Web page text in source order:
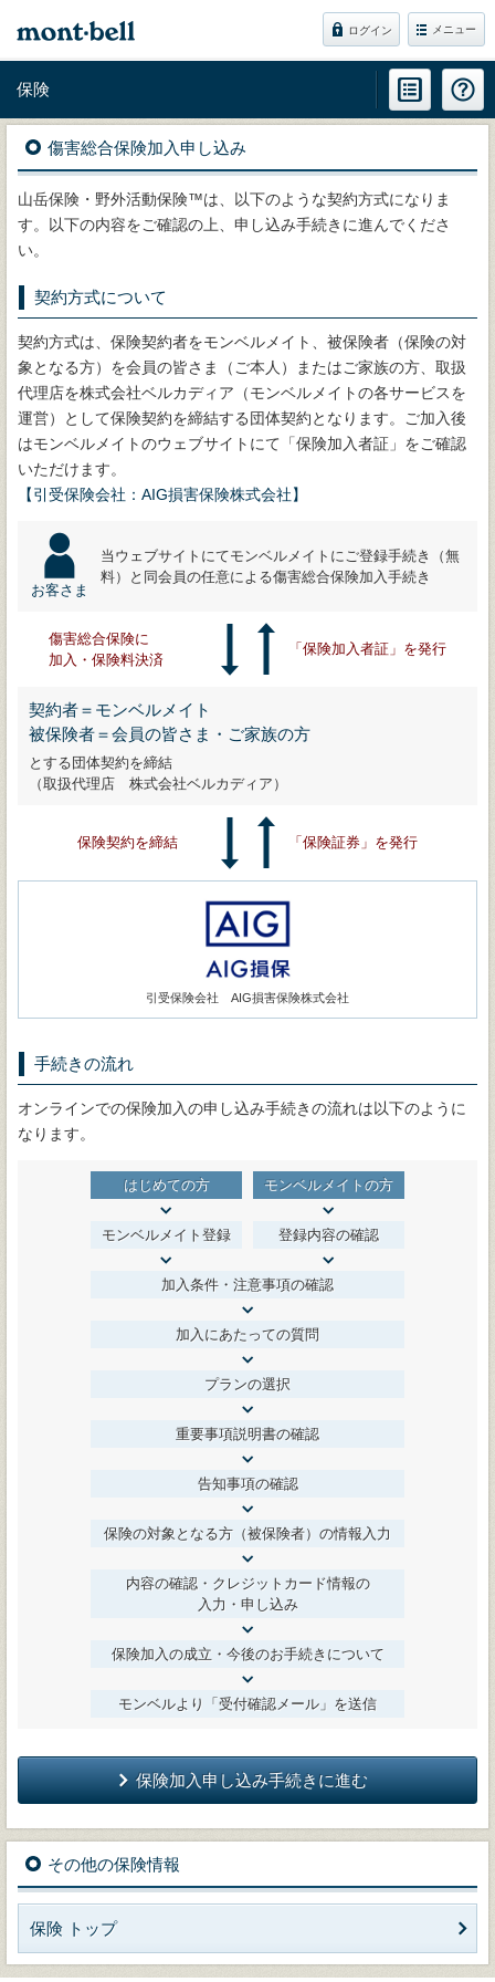
ログイン メニュー
保険
傷害総合保険加入申し込み
山岳保険・野外活動保険™は、以下のような契約方式になりま
す。以下の内容をご確認の上、申し込み手続きに進んでくださ
い。
契約方式について
契約方式は、保険契約者をモンベルメイト、被保険者（保険の対
象となる方）を会員の皆さま（ご本人）またはご家族の方、取扱
代理店を株式会社ベルカディア（モンベルメイトの各サービスを
運営）として保険契約を締結する団体契約となります。ご加入後
はモンベルメイトのウェブサイトにて「保険加入者証」をご確認
いただけます。
【引受保険会社：AIG損害保険株式会社】
お客さま
当ウェブサイトにてモンベルメイトにご登録手続き（無
料）と同会員の任意による傷害総合保険加入手続き
傷害総合保険に
加入・保険料決済
「保険加入者証」を発行
契約者＝モンベルメイト
被保険者＝会員の皆さま・ご家族の方
とする団体契約を締結
（取扱代理店 株式会社ベルカディア）
保険契約を締結 「保険証券」を発行
引受保険会社 AIG損害保険株式会社
手続きの流れ
オンラインでの保険加入の申し込み手続きの流れは以下のように
なります。
はじめての方 モンベルメイトの方
モンベルメイト登録 登録内容の確認
加入条件・注意事項の確認
加入にあたっての質問
プランの選択
重要事項説明書の確認
告知事項の確認
保険の対象となる方（被保険者）の情報入力
内容の確認・クレジットカード情報の
入力・申し込み
保険加入の成立・今後のお手続きについて
モンベルより「受付確認メール」を送信
保険加入申し込み手続きに進む
その他の保険情報
保険 トップ